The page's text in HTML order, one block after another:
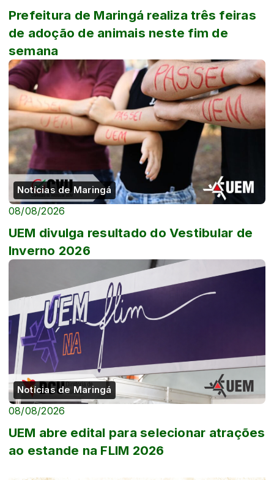
Prefeitura de Maringá realiza três feiras
de adoção de animais neste fim de
semana
Notícias de Maringá
08/08/2026
UEM divulga resultado do Vestibular de
Inverno 2026
Notícias de Maringá
08/08/2026
UEM abre edital para selecionar atrações
ao estande na FLIM 2026